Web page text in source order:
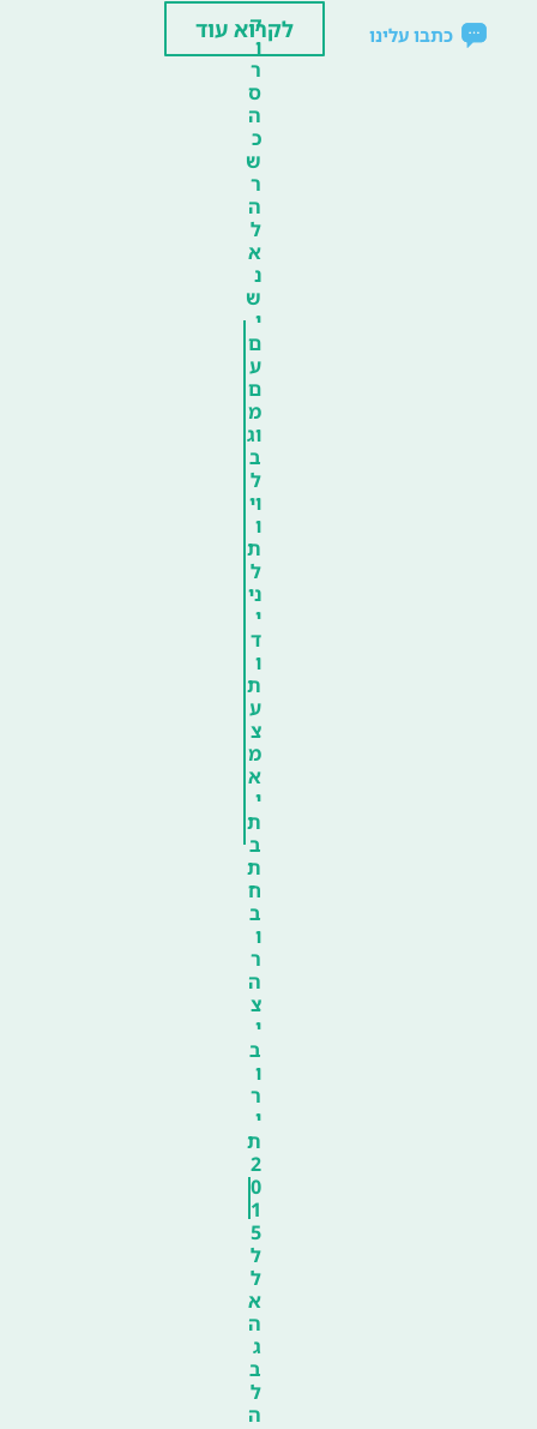
כתבו עלינו
ק
ו
ר
ס
ה
כ
ש
ר
ה
ל
א
נ
ש
י
ם
ע
ם
מ
וג
ב
ל
וי
ו
ת
ל
ני
י
ד
ו
ת
ע
צ
מ
א
י
ת
ב
ת
ח
ב
ו
ר
ה
צ
י
ב
ו
ר
י
ת
2
0
1
5
ל
ל
א
ה
ג
ב
ל
ה
לקרוא עוד